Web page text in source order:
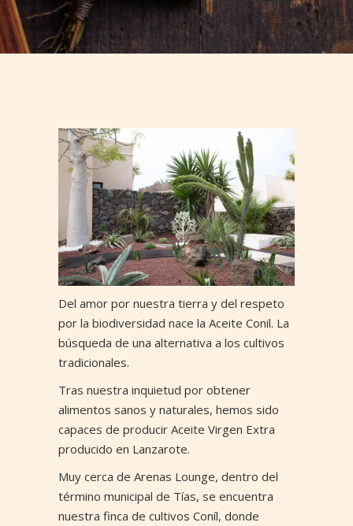
Del amor por nuestra tierra y del respeto
por la biodiversidad nace la Aceite Conil. La
búsqueda de una alternativa a los cultivos
tradicionales.
Tras nuestra inquietud por obtener
alimentos sanos y naturales, hemos sido
capaces de producir Aceite Virgen Extra
producido en Lanzarote.
Muy cerca de Arenas Lounge, dentro del
término municipal de Tías, se encuentra
nuestra finca de cultivos Coníl, donde